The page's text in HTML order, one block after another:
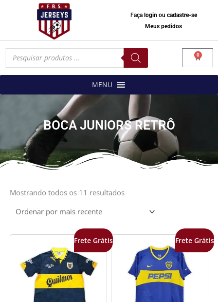
Faça loginou cadastre-se
Meus pedidos
Pesquisar
produtos 0
MENU
BOCA JUNIORS RETRÔ
Mostrando todos os 11 resultadospor
Frete Grátis
preço
original
era:
R$349,99.
O
atual
é:
R$189,99.
Frete Grátis
preço
original
era:
R$349,99.
O
é: